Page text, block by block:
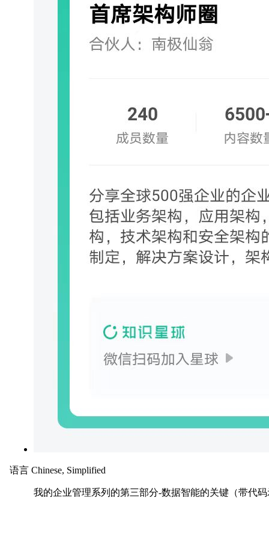
语言 Chinese, Simplified
我的企业管理系列的第三部分-数据智能的关键（带代